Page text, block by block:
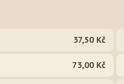
37,50 Kč
73,00 Kč